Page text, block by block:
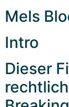
Mels
Intro
Dieser